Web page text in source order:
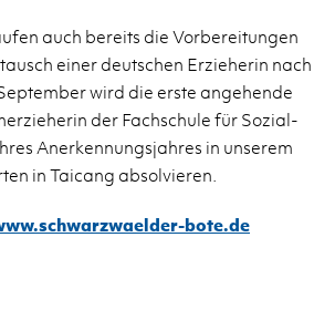
auch bere­its die Vor­bere­itun­gen
einer deutschen Erzieherin nach
wird die erste ange­hende
der Fach­schule für Sozial­
An­erken­nungs­jahres in un­serem
in Taicang ab­solvieren.
​bote.​de